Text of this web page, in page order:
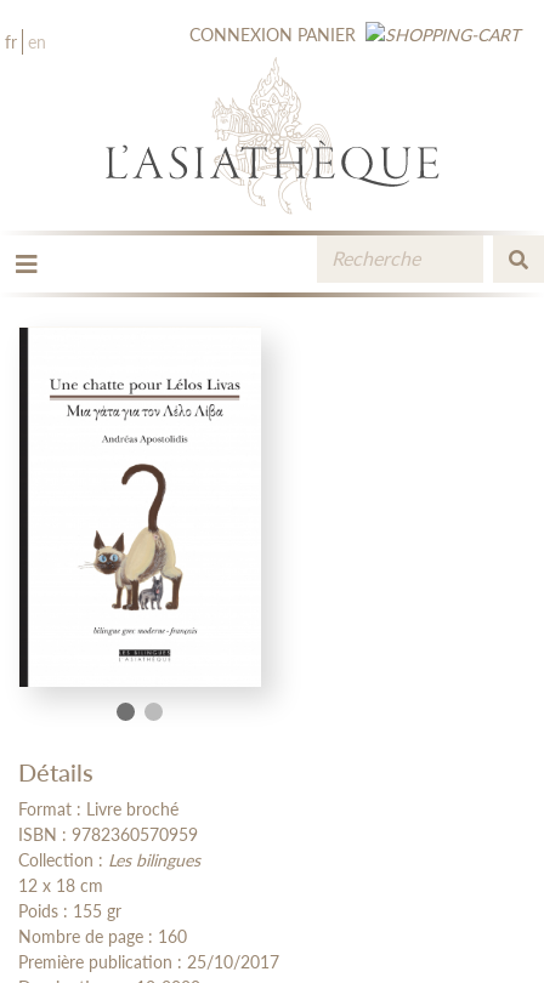
fr en CONNEXION PANIER
LES ÉDITIONS
LA LIBRAIRIE
MÉDIATHÈQUE
NOUVEAUTÉS / À PARAÎTRE
ESPACE PRO LIBRAIRES
Détails
Format : Livre broché
ISBN : 9782360570959
Collection : Les bilingues
12 x 18 cm
Poids : 155 gr
Nombre de page : 160
Première publication : 25/10/2017